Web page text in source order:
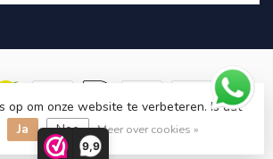
9,9
2026 KING Microschroeven
op om onze website te verbeteren. Is dat
Ja Nee Meer over cookies »